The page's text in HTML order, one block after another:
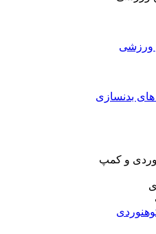
ورزشی
بدنسازی
و کمپ